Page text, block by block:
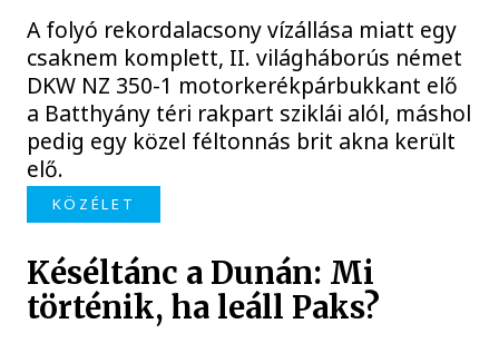
A folyó rekordalacsony vízállása miatt egy
csaknem komplett, II. világháborús német
DKW NZ 350-1 motorkerékpárbukkant elő
a Batthyány téri rakpart sziklái alól, máshol
pedig egy közel féltonnás brit akna került
elő.
KÖZÉLET
Késéltánc a Dunán: Mi
történik, ha leáll Paks?